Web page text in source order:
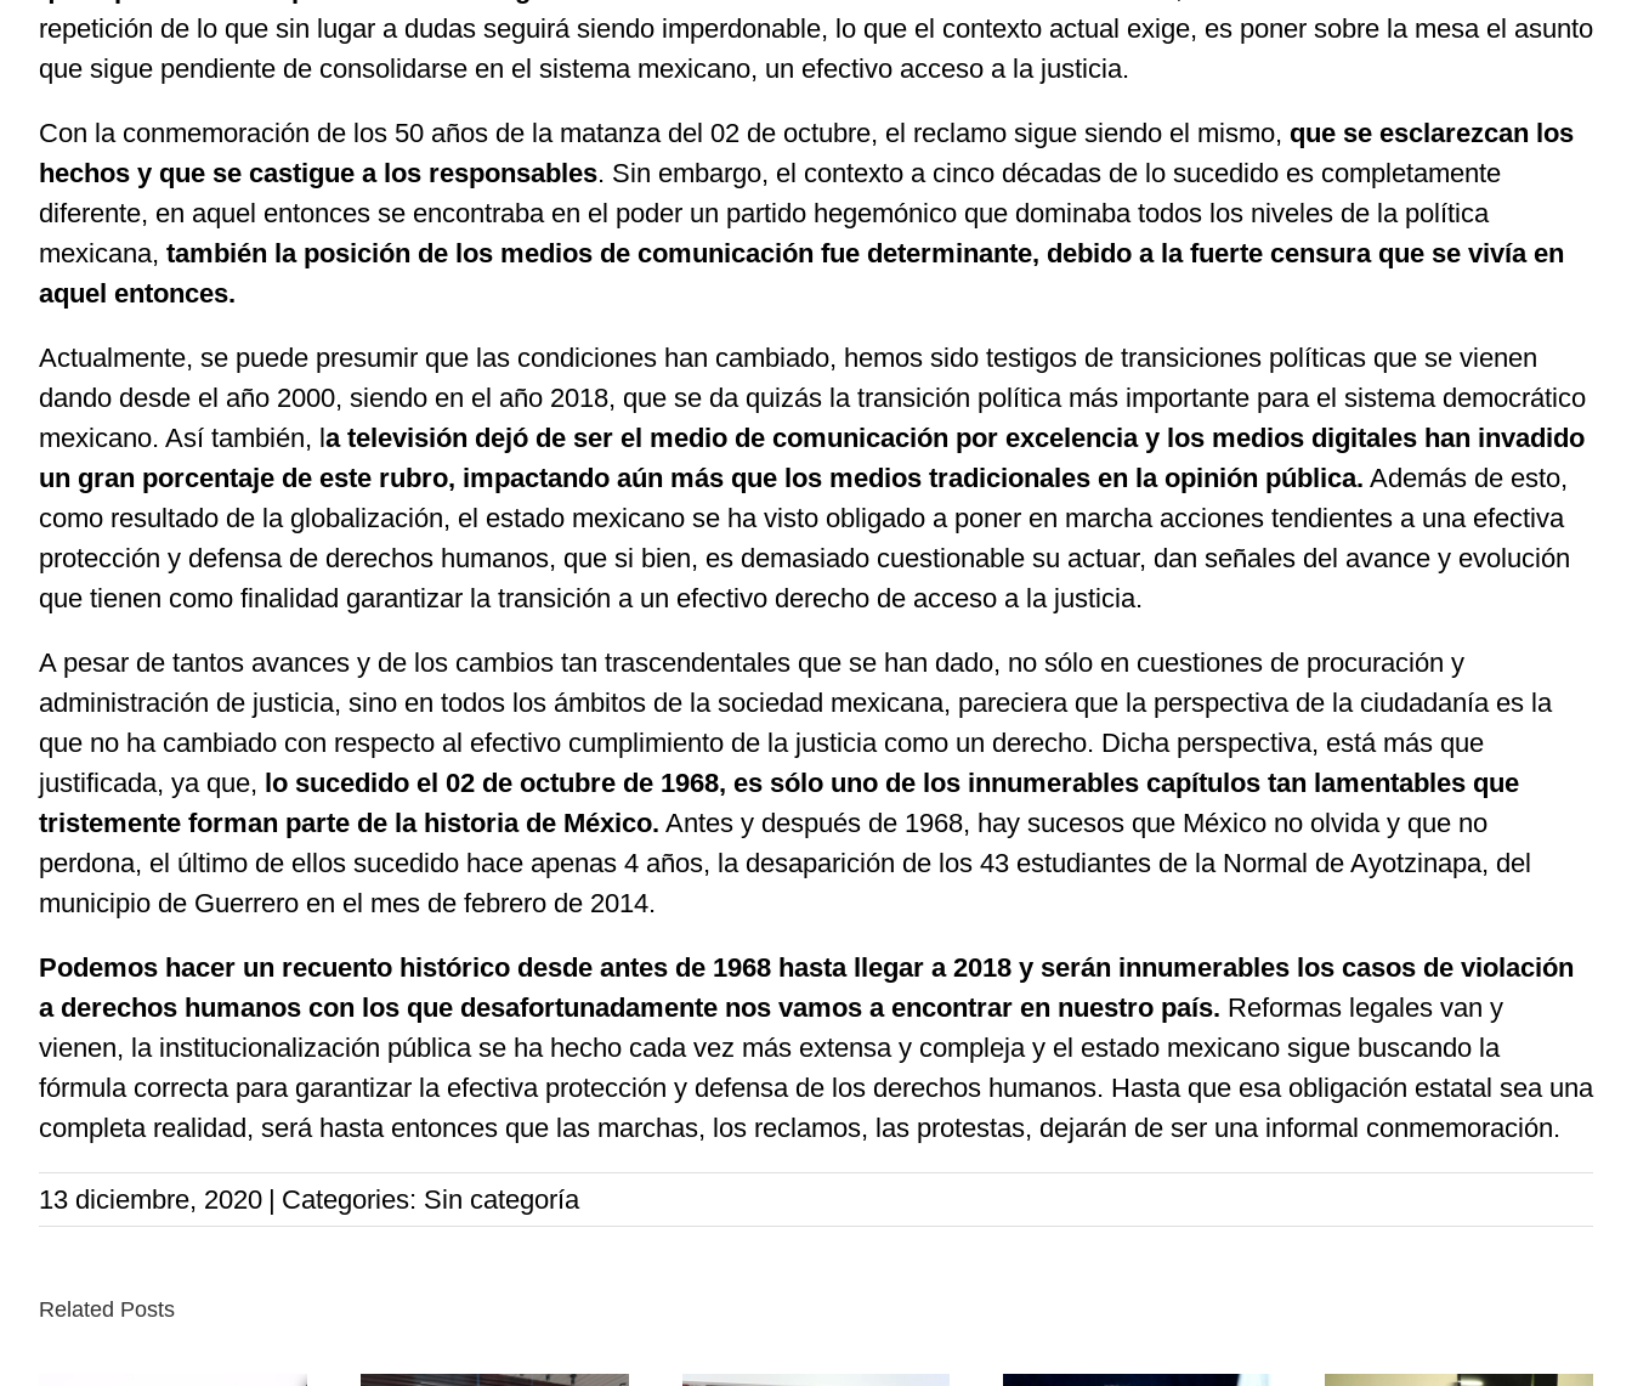
repetición de lo que sin lugar a dudas seguirá siendo imperdonable, lo que el contexto actual exige, es poner sobre la mesa el asunto
que sigue pendiente de consolidarse en el sistema mexicano, un efectivo acceso a la justicia.
Con la conmemoración de los 50 años de la matanza del 02 de octubre, el reclamo sigue siendo el mismo, que se esclarezcan los
hechos y que se castigue a los responsables. Sin embargo, el contexto a cinco décadas de lo sucedido es completamente
diferente, en aquel entonces se encontraba en el poder un partido hegemónico que dominaba todos los niveles de la política
mexicana, también la posición de los medios de comunicación fue determinante, debido a la fuerte censura que se vivía en
aquel entonces.
Actualmente, se puede presumir que las condiciones han cambiado, hemos sido testigos de transiciones políticas que se vienen
dando desde el año 2000, siendo en el año 2018, que se da quizás la transición política más importante para el sistema democrático
mexicano. Así también, la televisión dejó de ser el medio de comunicación por excelencia y los medios digitales han invadido
un gran porcentaje de este rubro, impactando aún más que los medios tradicionales en la opinión pública. Además de esto,
como resultado de la globalización, el estado mexicano se ha visto obligado a poner en marcha acciones tendientes a una efectiva
protección y defensa de derechos humanos, que si bien, es demasiado cuestionable su actuar, dan señales del avance y evolución
que tienen como finalidad garantizar la transición a un efectivo derecho de acceso a la justicia.
A pesar de tantos avances y de los cambios tan trascendentales que se han dado, no sólo en cuestiones de procuración y
administración de justicia, sino en todos los ámbitos de la sociedad mexicana, pareciera que la perspectiva de la ciudadanía es la
que no ha cambiado con respecto al efectivo cumplimiento de la justicia como un derecho. Dicha perspectiva, está más que
justificada, ya que, lo sucedido el 02 de octubre de 1968, es sólo uno de los innumerables capítulos tan lamentables que
tristemente forman parte de la historia de México. Antes y después de 1968, hay sucesos que México no olvida y que no
perdona, el último de ellos sucedido hace apenas 4 años, la desaparición de los 43 estudiantes de la Normal de Ayotzinapa, del
municipio de Guerrero en el mes de febrero de 2014.
Podemos hacer un recuento histórico desde antes de 1968 hasta llegar a 2018 y serán innumerables los casos de violación
a derechos humanos con los que desafortunadamente nos vamos a encontrar en nuestro país. Reformas legales van y
vienen, la institucionalización pública se ha hecho cada vez más extensa y compleja y el estado mexicano sigue buscando la
fórmula correcta para garantizar la efectiva protección y defensa de los derechos humanos. Hasta que esa obligación estatal sea una
completa realidad, será hasta entonces que las marchas, los reclamos, las protestas, dejarán de ser una informal conmemoración.
13 diciembre, 2020 | Categories: Sin categoría
Related Posts